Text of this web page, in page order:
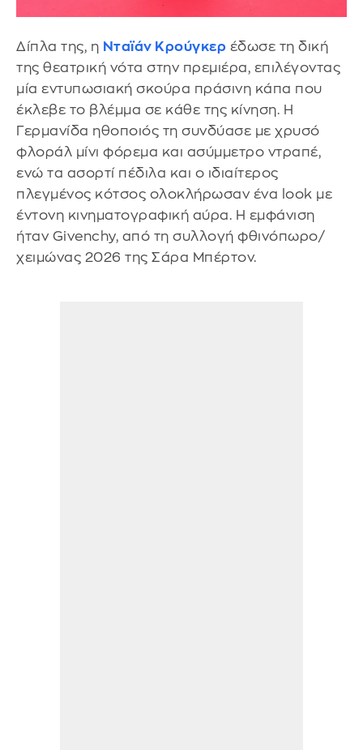
Δίπλα της, η Νταϊάν Κρούγκερ έδωσε τη δική
της θεατρική νότα στην πρεμιέρα, επιλέγοντας
μία εντυπωσιακή σκούρα πράσινη κάπα που
έκλεβε το βλέμμα σε κάθε της κίνηση. Η
Γερμανίδα ηθοποιός τη συνδύασε με χρυσό
φλοράλ μίνι φόρεμα και ασύμμετρο ντραπέ,
ενώ τα ασορτί πέδιλα και ο ιδιαίτερος
πλεγμένος κότσος ολοκλήρωσαν ένα look με
έντονη κινηματογραφική αύρα. Η εμφάνιση
ήταν Givenchy, από τη συλλογή φθινόπωρο/
χειμώνας 2026 της Σάρα Μπέρτον.